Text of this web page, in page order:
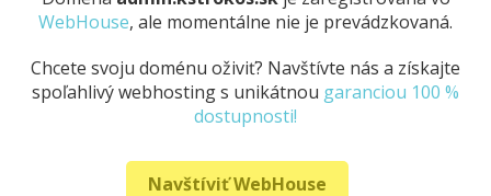
WebHouse, ale momentálne nie je prevádzkovaná.
Chcete svoju doménu oživiť? Navštívte nás a získajte
spoľahlivý webhosting s unikátnou garanciou 100 %
dostupnosti!
Navštíviť WebHouse